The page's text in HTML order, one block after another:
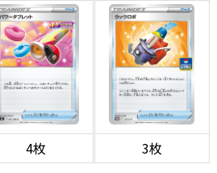
4枚 3枚